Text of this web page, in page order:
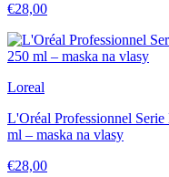
€28,00
Loreal
L'Oréal Professionnel
ml – maska na vlasy
€28,00